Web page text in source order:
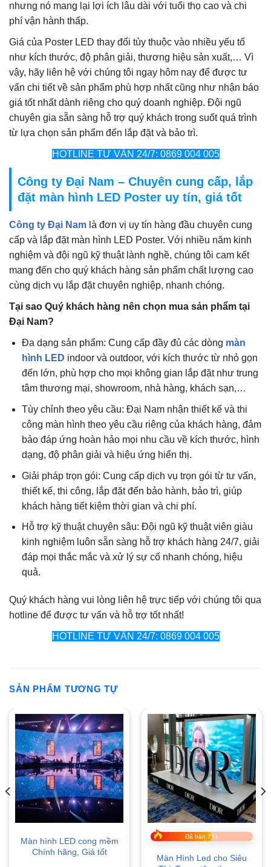
nhưng nó mang lại lợi ích lâu dài với tuổi thọ cao và chi
phí vận hành thấp.
Giá của Poster LED thay đổi tùy thuộc vào nhiều yếu tố
như kích thước, độ phân giải, thương hiệu sản xuất,… Vì
vậy, hãy liên hệ với chúng tôi ngay hôm nay để được tư
vấn chi tiết về sản phẩm phù hợp nhất cũng như nhận báo
giá tốt nhất dành riêng cho quý doanh nghiệp. Đội ngũ
chuyên gia sẵn sàng hỗ trợ quý khách trong suốt quá trình
từ lựa chọn sản phẩm đến lắp đặt và bảo trì.
HOTLINE TƯ VẤN 24/7: 0869 004 005
Công ty Đại Nam – Chuyên cung cấp, lắp
đặt màn hình LED Poster uy tín, giá tốt
Công ty Đại Nam là đơn vị uy tín hàng đầu chuyên cung
cấp và lắp đặt màn hình LED Poster. Với nhiều năm kinh
nghiệm và đội ngũ kỹ thuật lành nghề, chúng tôi cam kết
mang đến cho quý khách hàng sản phẩm chất lượng cao
cùng dịch vụ lắp đặt chuyên nghiệp, nhanh chóng.
Tại sao Quý khách hàng nên chọn mua sản phẩm tại
Đại Nam?
Đa dạng sản phẩm: Cung cấp đầy đủ các dòng màn
hình LED indoor và outdoor, với kích thước từ nhỏ gọn
đến lớn, phù hợp cho mọi không gian lắp đặt như trung
tâm thương mại, showroom, nhà hàng, khách sạn,…
Tùy chỉnh theo yêu cầu: Đại Nam nhận thiết kế và thi
công màn hình theo yêu cầu riêng của khách hàng, đảm
bảo đáp ứng hoàn hảo mọi nhu cầu về kích thước, hình
dạng, độ phân giải và hiệu ứng hiển thị.
Giải pháp trọn gói: Cung cấp dịch vụ trọn gói từ tư vấn,
thiết kế, thi công, lắp đặt đến bảo hành, bảo trì, giúp
khách hàng tiết kiệm thời gian và chi phí.
Hỗ trợ kỹ thuật chuyên sâu: Đội ngũ kỹ thuật viên giàu
kinh nghiệm luôn sẵn sàng hỗ trợ khách hàng 24/7, giải
đáp mọi thắc mắc và xử lý sự cố nhanh chóng, hiệu
quả.
Quý khách hàng vui lòng liên hệ trực tiếp với chúng tôi qua
hotline để được tư vấn và hỗ trợ tốt nhất!
HOTLINE TƯ VẤN 24/7: 0869 004 005
SẢN PHẨM TƯƠNG TỰ
Màn hình LED cong mềm
Chính hãng, Giá tốt
Đã bán 751
Màn Hình Led cho Siêu